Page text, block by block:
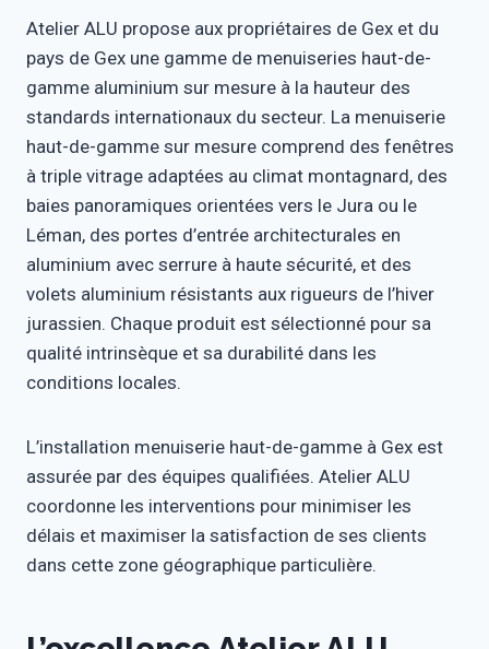
Atelier ALU propose aux propriétaires de Gex et du
pays de Gex une gamme de menuiseries haut-de-
gamme aluminium sur mesure à la hauteur des
standards internationaux du secteur. La menuiserie
haut-de-gamme sur mesure comprend des fenêtres
à triple vitrage adaptées au climat montagnard, des
baies panoramiques orientées vers le Jura ou le
Léman, des portes d’entrée architecturales en
aluminium avec serrure à haute sécurité, et des
volets aluminium résistants aux rigueurs de l’hiver
jurassien. Chaque produit est sélectionné pour sa
qualité intrinsèque et sa durabilité dans les
conditions locales.
L’installation menuiserie haut-de-gamme à Gex est
assurée par des équipes qualifiées. Atelier ALU
coordonne les interventions pour minimiser les
délais et maximiser la satisfaction de ses clients
dans cette zone géographique particulière.